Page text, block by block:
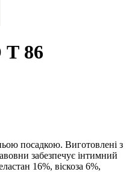
86
посадкою. Виготовлені з
забезпечує інтимний
16%, віскоза 6%,